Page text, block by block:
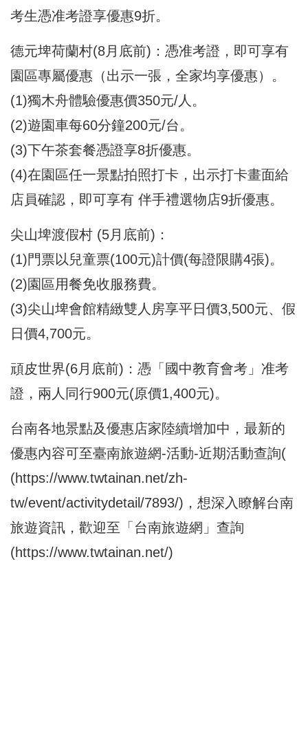
考生憑准考證享優惠9折。
德元埤荷蘭村(8月底前)：憑准考證，即可享有
園區專屬優惠（出示一張，全家均享優惠）。
(1)獨木舟體驗優惠價350元/人。
(2)遊園車每60分鐘200元/台。
(3)下午茶套餐憑證享8折優惠。
(4)在園區任一景點拍照打卡，出示打卡畫面給
店員確認，即可享有 伴手禮選物店9折優惠。
尖山埤渡假村 (5月底前)：
(1)門票以兒童票(100元)計價(每證限購4張)。
(2)園區用餐免收服務費。
(3)尖山埤會館精緻雙人房享平日價3,500元、假
日價4,700元。
頑皮世界(6月底前)：憑「國中教育會考」准考
證，兩人同行900元(原價1,400元)。
台南各地景點及優惠店家陸續增加中，最新的
優惠內容可至臺南旅遊網-活動-近期活動查詢(
(https://www.twtainan.net/zh-
tw/event/activitydetail/7893/)，想深入瞭解台南
旅遊資訊，歡迎至「台南旅遊網」查詢
(https://www.twtainan.net/)